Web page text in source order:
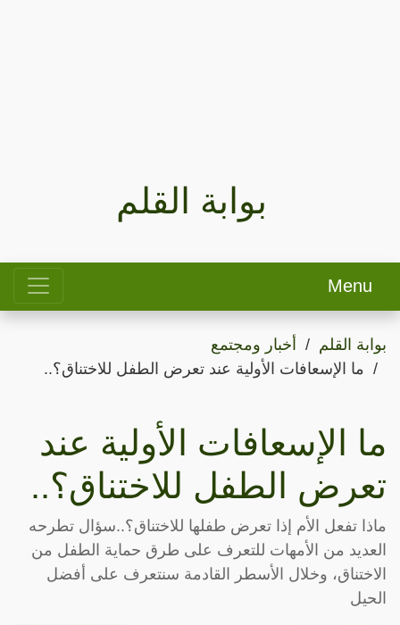
بوابة القلم
Menu
بوابة القلم
أخبار ومجتمع
ما الإسعافات الأولية عند تعرض الطفل للاختناق؟..
ما الإسعافات الأولية عند
تعرض الطفل للاختناق؟..
ماذا تفعل الأم إذا تعرض طفلها للاختناق؟..سؤال تطرحه
العديد من الأمهات للتعرف على طرق حماية الطفل من
الاختناق، وخلال الأسطر القادمة سنتعرف على أفضل
الحيل